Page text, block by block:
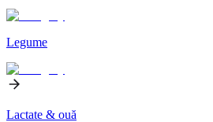
Legume
Lactate & ouă